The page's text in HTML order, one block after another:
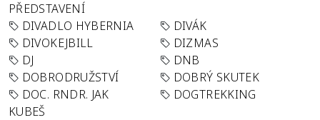
PŘEDSTAVENÍ
DIVADLO HYBERNIA
DIVÁK
DIVOKEJBILL
DIZMAS
DJ
DNB
DOBRODRUŽSTVÍ
DOBRÝ SKUTEK
DOC. RNDR. JAK
KUBEŠ
DOGTREKKING